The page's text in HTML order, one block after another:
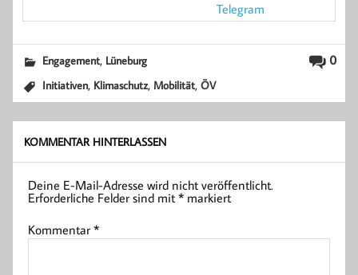
Telegram
0
Engagement, Lüneburg
Initiativen, Klimaschutz, Mobilität,ÖV
KOMMENTAR HINTERLASSEN
Deine E-Mail-Adresse wird nicht veröffentlicht.
Erforderliche Felder sind mit* markiert
Kommentar*